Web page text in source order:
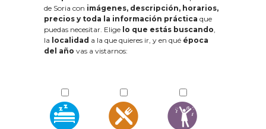
de Soria con imágenes, descripción, horarios,
precios y toda la información práctica que
puedas necesitar. Elige lo que estás buscando,
la localidad a la que quieres ir, y en qué época
del año vas a vistarnos: